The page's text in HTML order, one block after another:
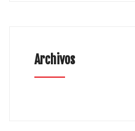
Archivos